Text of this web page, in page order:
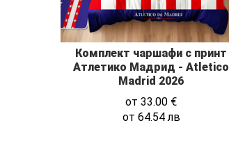
Комплект чаршафи с принт
Атлетико Мадрид - Atletico
Madrid 2026
от33.00 €
от 64.54 лв